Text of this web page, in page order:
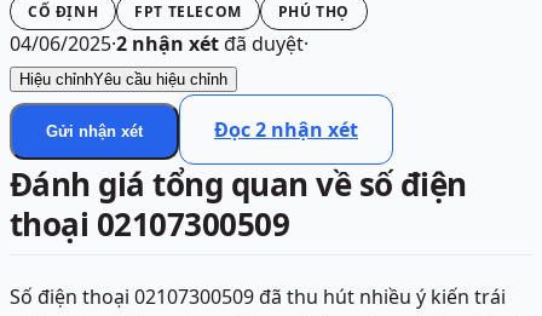
CỐ ĐỊNH FPT TELECOM PHÚ THỌ
04/06/2025·2 nhận xétđã duyệt·
Hiệu chỉnhYêu cầu hiệu chỉnh
Gửi nhận xét Đọc2 nhận xét
Đánh giá tổng quan về số điện
thoại 02107300509
Số điện thoại 02107300509 đã thu hút nhiều ý kiến trái